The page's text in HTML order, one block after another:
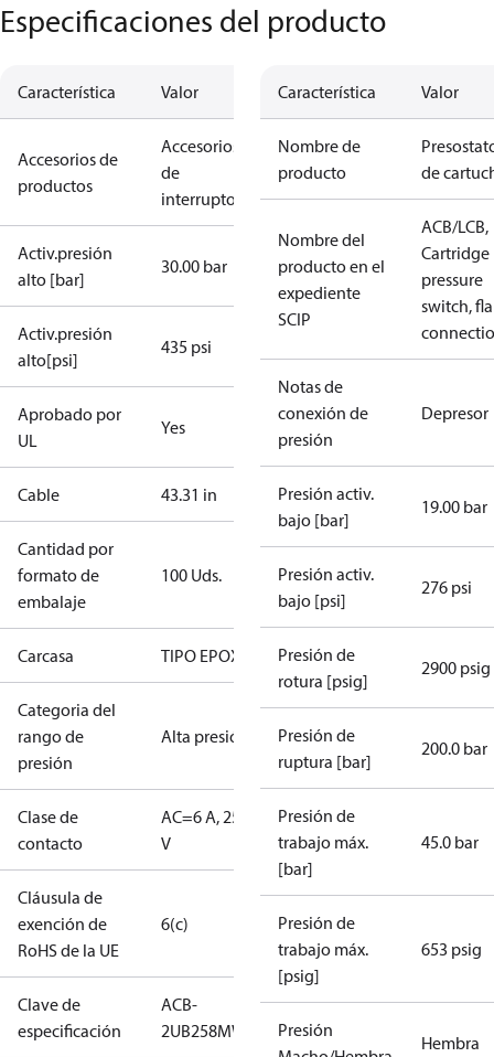
Especificaciones del producto
Característica Valor
Accesorios de
productos
Accesorios
de
interruptores
Activ.presión
alto [bar]
30.00 bar
Activ.presión
alto[psi]
435 psi
Aprobado por
UL
Yes
Cable 43.31 in
Cantidad por
formato de
embalaje
100 Uds.
Carcasa TIPO EPOXI
Categoria del
rango de
presión
Alta presión
Clase de
contacto
AC=6 A, 250
V
Cláusula de
exención de
RoHS de la UE
6(c)
Clave de
especificación
ACB-
2UB258MW
Característica Valor
Nombre de
producto
de
Nombre del
producto en el
expediente
SCIP
ACB/LCB,
Cartridge
pressure
switch,
Notas de
conexión de
presión
Depresor
Presión activ.
bajo [bar]
19.00 bar
Presión activ.
bajo [psi]
276 psi
Presión de
rotura [psig]
2900 psig
Presión de
ruptura [bar]
200.0 bar
Presión de
trabajo máx.
[bar]
45.0 bar
Presión de
trabajo máx.
[psig]
653 psig
Presión
Hembra